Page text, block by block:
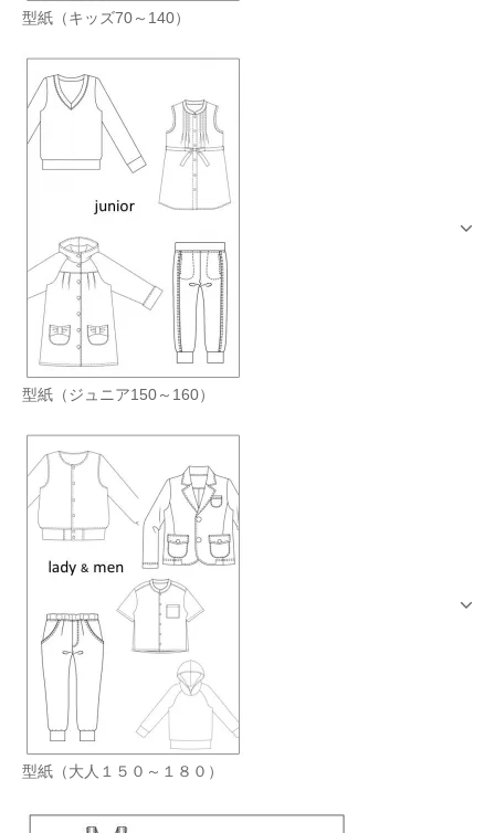
型紙（キッズ70～140）
型紙（ジュニア150～160）
型紙（大人１５０～１８０）